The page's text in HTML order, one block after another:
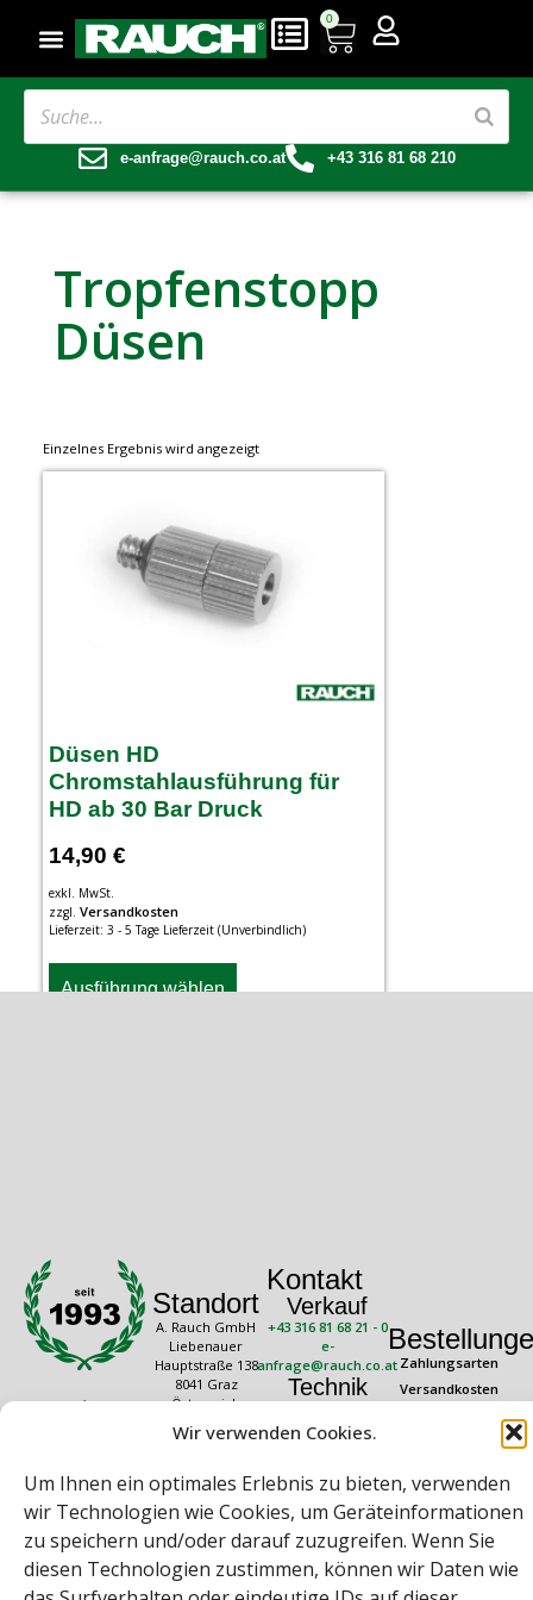
Wir verwenden Cookies.
Um Ihnen ein optimales Erlebnis zu bieten, verwenden
wir Technologien wie Cookies, um Geräteinformationen
zu speichern und/oder darauf zuzugreifen. Wenn Sie
diesen Technologien zustimmen, können wir Daten wie
0
e-anfrage@rauch.co.at +43 316 81 68 210
Tropfenstopp
Düsen
Einzelnes Ergebnis wird angezeigt
Düsen HD
Chromstahlausführung für
HD ab 30 Bar Druck
14,90 €
exkl. MwSt.
zzgl. Versandkosten
Lieferzeit: 3 - 5 Tage Lieferzeit (Unverbindlich)
Ausführung wählen
Standort
A. Rauch GmbH
Liebenauer
Hauptstraße 138
8041 Graz
Österreich
Öffnungszeiten
16:30 Uhr
Freitag: 08:00 –
14:30 Uhr
Kontakt
Verkauf
+43 316 81 68 21 - 0
e-
anfrage@rauch.co.at
Technik
20
Zahlungsarten
Versandkosten
Rechtliches
Datenschutz
Impressum